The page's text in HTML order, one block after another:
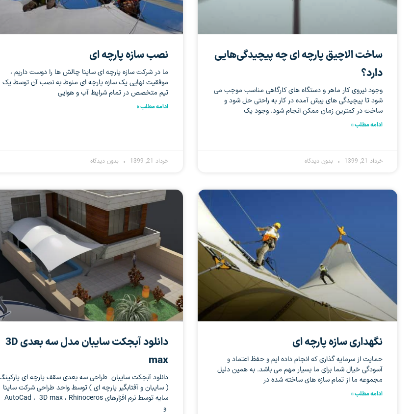
ساخت الاچیق پارچه ای چه پیچیدگی‌هایی
دارد؟
وجود نیروی کار ماهر و دستگاه های کارگاهی مناسب موجب می
شود تا پیچیدگی های پیش آمده در کار به راحتی حل شود و
ساخت در کمترین زمان ممکن انجام شود. وجود یک
ادامه مطلب »
خرداد 21, 1399 بدون دیدگاه
نصب سازه پارچه ای
ما در شرکت سازه پارچه ای ساینا چالش ها را دوست داریم ،
موفقیت نهایی یک سازه پارچه ای منوط به نصب آن توسط یک
تیم متخصص در تمام شرایط آب و هوایی
ادامه مطلب »
خرداد 21, 1399 بدون دیدگاه
نگهداری سازه پارچه ای
حمایت از سرمایه گذاری که انجام داده ایم و حفظ اعتماد و
آسودگی خیال شما برای ما بسیار مهم می باشد. به همین دلیل
مجموعه ما از تمام سازه های ساخته شده در
ادامه مطلب »
دانلود آبجکت سایبان مدل سه بعدی 3D
max
دانلود آبجکت سایبان طراحی سه بعدی سقف پارچه ای پارکینگ
( سایبان و آفتابگیر پارچه ای ) توسط واحد طراحی شرکت ساینا
سایه توسط نرم افزارهای AutoCad ، 3D max ، Rhinoceros
و